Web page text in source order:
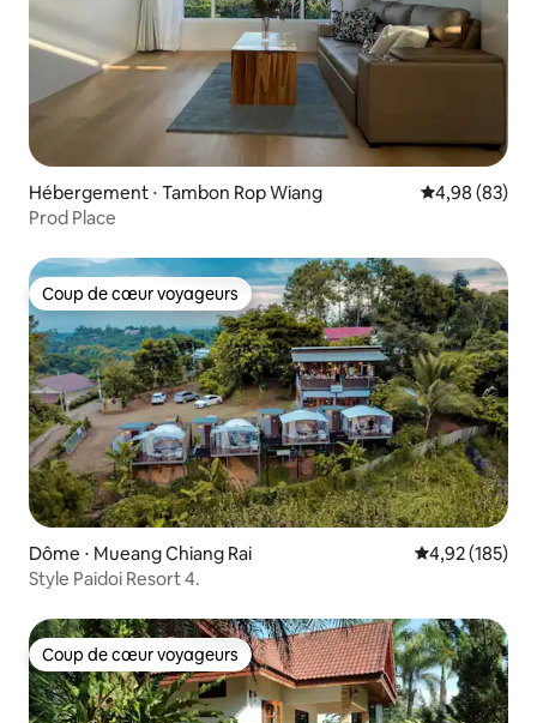
Hébergement ⋅ Tambon Rop Wiang Évaluation
4,98 (83)
Prod Place
Coup de cœur voyageurs
Coup de cœur voyageurs
Dôme ⋅ Mueang Chiang Rai Évaluation
4,92 (185)
Style Paidoi Resort 4.
Coup de cœur voyageurs
Coup de cœur voyageurs